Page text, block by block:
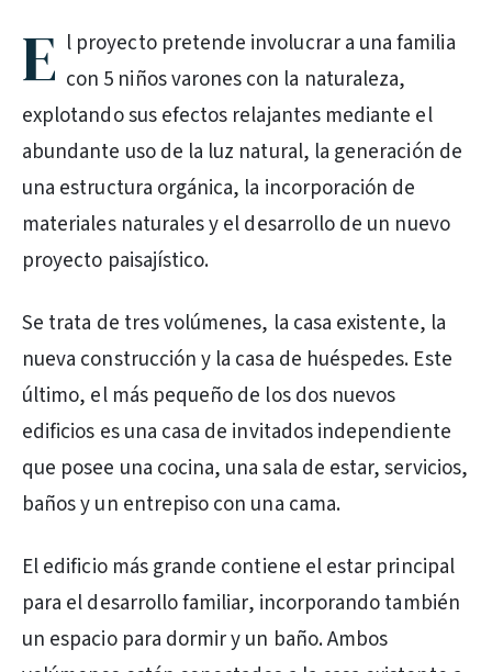
E l proyecto pretende involucrar a una familia
con 5 niños varones con la naturaleza,
explotando sus efectos relajantes mediante el
abundante uso de la luz natural, la generación de
una estructura orgánica, la incorporación de
materiales naturales y el desarrollo de un nuevo
proyecto paisajístico.
Se trata de tres volúmenes, la casa existente, la
nueva construcción y la casa de huéspedes. Este
último, el más pequeño de los dos nuevos
edificios es una casa de invitados independiente
que posee una cocina, una sala de estar, servicios,
baños y un entrepiso con una cama.
El edificio más grande contiene el estar principal
para el desarrollo familiar, incorporando también
un espacio para dormir y un baño. Ambos